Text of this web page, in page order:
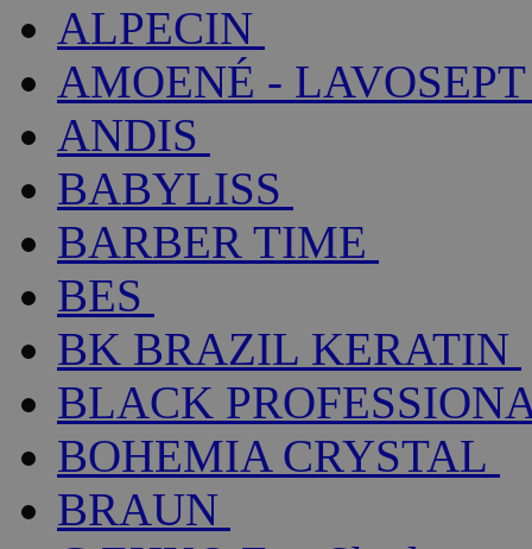
ALPECIN
AMOENÉ - LAVOSEPT
ANDIS
BABYLISS
BARBER TIME
BES
BK BRAZIL KERATIN
BLACK
BOHEMIA CRYSTAL
BRAUN